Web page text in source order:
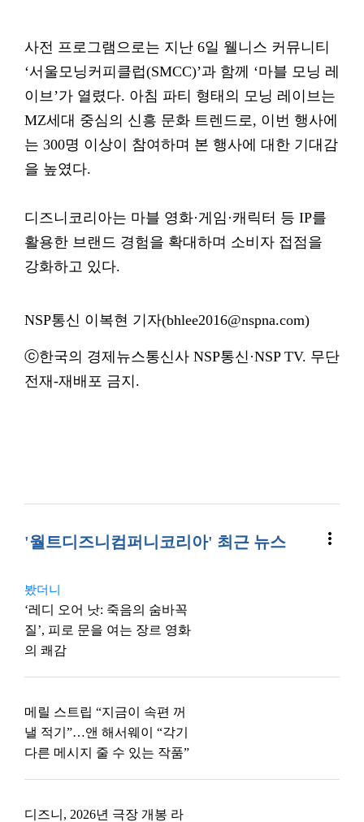
사전 프로그램으로는 지난 6일 웰니스 커뮤니티
‘서울모닝커피클럽(SMCC)’과 함께 ‘마블 모닝 레
이브’가 열렸다. 아침 파티 형태의 모닝 레이브는
MZ세대 중심의 신흥 문화 트렌드로, 이번 행사에
는 300명 이상이 참여하며 본 행사에 대한 기대감
을 높였다.
디즈니코리아는 마블 영화·게임·캐릭터 등 IP를
활용한 브랜드 경험을 확대하며 소비자 접점을
강화하고 있다.
NSP통신 이복현 기자(bhlee2016@nspna.com)
ⓒ한국의 경제뉴스통신사 NSP통신·NSP TV. 무단
전재-재배포 금지.
'월트디즈니컴퍼니코리아' 최근 뉴스 more_vert
봤더니
‘레디 오어 낫: 죽음의 숨바꼭
질’, 피로 문을 여는 장르 영화
의 쾌감
메릴 스트립 “지금이 속편 꺼
낼 적기”…앤 해서웨이 “각기
다른 메시지 줄 수 있는 작품”
디즈니, 2026년 극장 개봉 라